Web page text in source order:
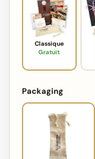
Classique
Gratuit
Packaging